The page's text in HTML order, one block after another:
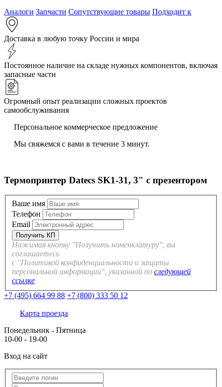
Аналоги Запчасти Сопутствующие товары Подходит к
Доставка в любую точку России и мира
Постоянное наличие на складе нужных компонентов, включая
запасные части
Огромный опыт реализации сложных проектов
самообслуживания
Персональное коммерческое предложение
Мы свяжемся с вами в течение 3 минут.
Термопринтер Datecs SK1-31, 3" с презентором
Ваше имя
Телефон
Email
Нажимая кнопку "Получить номенклатуру", вы
соглашаетесь
с "Политикой конфиденциальности и защиты
персональной информации", указанной по следующей
ссылке
+7 (495) 664 99 88 +7 (800) 333 50 12
Карта проезда
Понедельник - Пятница
10-00 - 19-00
Вход на сайт